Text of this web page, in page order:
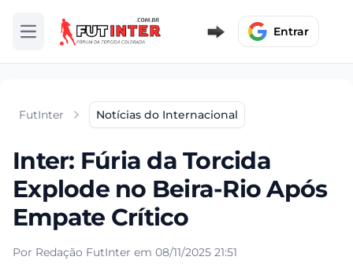
Abrir menu Entrar
FutInter Notícias do Internacional
Inter: Fúria da Torcida
Explode no Beira-Rio Após
Empate Crítico
Por Redação FutInter em 08/11/2025 21:51